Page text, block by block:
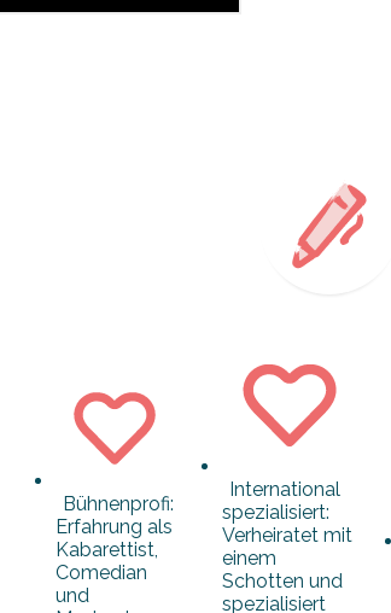
Bühnenprofi:
Erfahrung als
Kabarettist,
Comedian
und
International
spezialisiert:
Verheiratet mit
einem
Schotten und
spezialisiert